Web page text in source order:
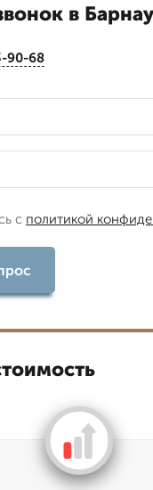
в
90-68
с политикой